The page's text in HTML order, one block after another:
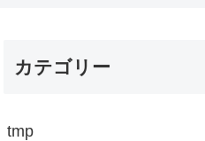
カテゴリー
tmp